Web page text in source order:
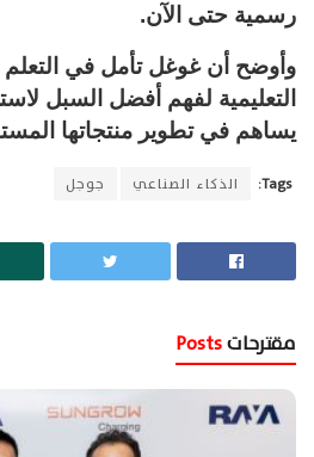
رسمية حتى الآن.
وأوضح أن غوغل تأمل في
التعليمية لفهم أفضل السبل
يساهم في تطوير منتجاتها
Tags: الذكاء الصناعي جوجل
مقترحات